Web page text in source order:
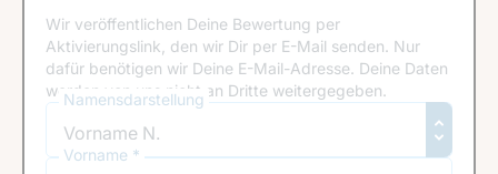
Wir veröffentlichen Deine Bewertung per
Aktivierungslink, den wir Dir per E-Mail senden. Nur
dafür benötigen wir Deine E-Mail-Adresse. Deine Daten
werden von uns nicht an Dritte weitergegeben.
Namensdarstellung
Vorname *